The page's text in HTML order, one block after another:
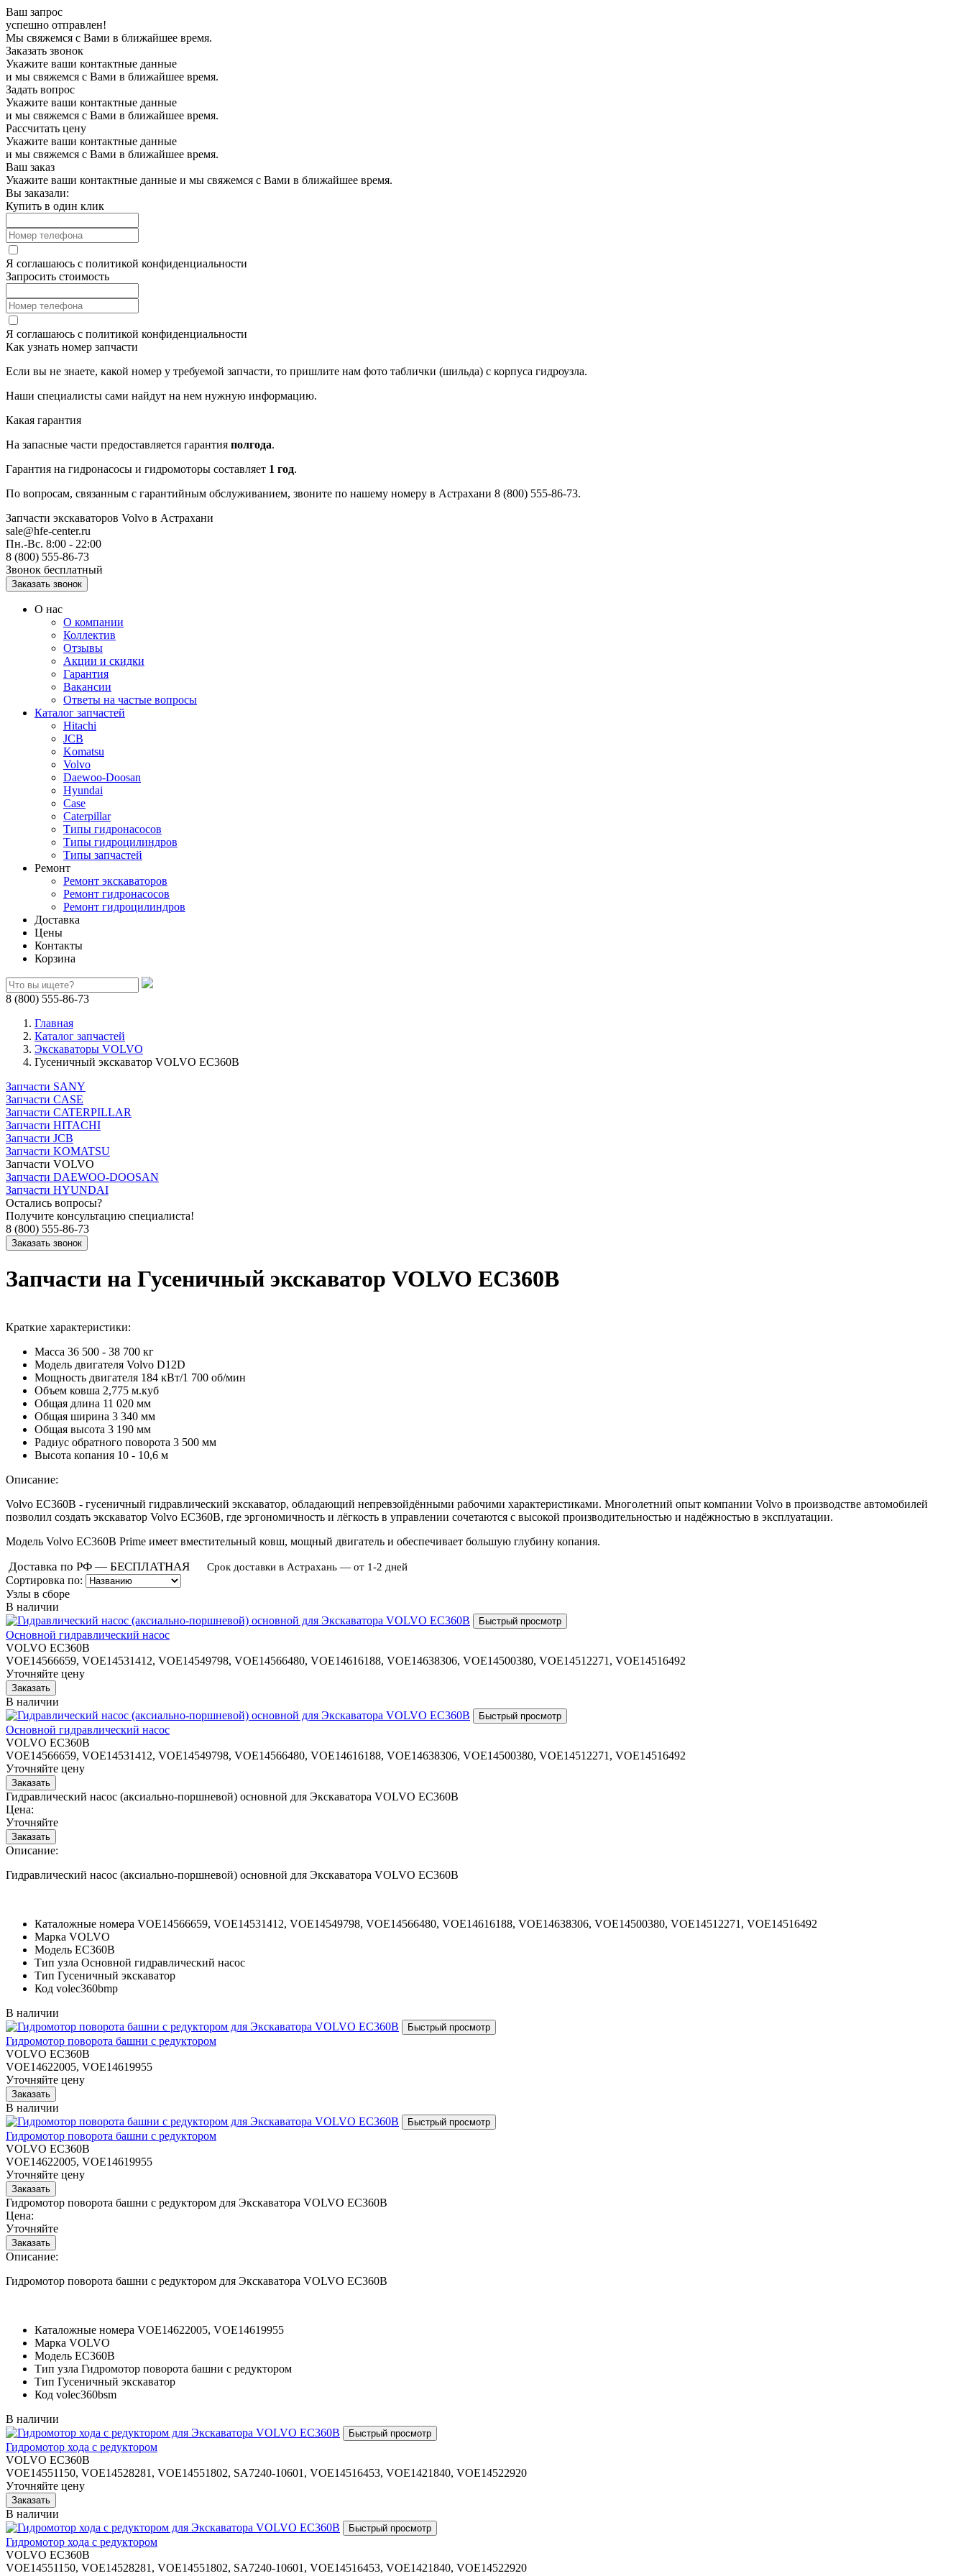
Ваш запрос
успешно отправлен!
Мы свяжемся с Вами в ближайшее время.
Заказать звонок
Укажите ваши контактные данные
и мы свяжемся с Вами в ближайшее время.
Задать вопрос
Укажите ваши контактные данные
и мы свяжемся с Вами в ближайшее время.
Рассчитать цену
Укажите ваши контактные данные
и мы свяжемся с Вами в ближайшее время.
Ваш заказ
Укажите ваши контактные данные и мы свяжемся с Вами в ближайшее время.
Вы заказали:
Купить в один клик
Я соглашаюсь с политикой конфиденциальности
Запросить стоимость
Я соглашаюсь с политикой конфиденциальности
Как узнать номер запчасти
Если вы не знаете, какой номер у требуемой запчасти, то пришлите нам фото таблички (шильда) с корпуса гидроузла.
Наши специалисты сами найдут на нем нужную информацию.
Какая гарантия
На запасные части предоставляется гарантия полгода.
Гарантия на гидронасосы и гидромоторы составляет 1 год.
По вопросам, связанным с гарантийным обслуживанием, звоните по нашему номеру в Астрахани 8 (800) 555-86-73.
Запчасти экскаваторов Volvo в Астрахани
sale@hfe-center.ru
Пн.-Вс. 8:00 - 22:00
8 (800) 555-86-73
Звонок бесплатный
О нас
О компании
Коллектив
Отзывы
Акции и скидки
Гарантия
Вакансии
Ответы на частые вопросы
Каталог запчастей
Hitachi
JCB
Komatsu
Volvo
Daewoo-Doosan
Hyundai
Case
Caterpillar
Типы гидронасосов
Типы гидроцилиндров
Типы запчастей
Ремонт
Ремонт экскаваторов
Ремонт гидронасосов
Ремонт гидроцилиндров
Доставка
Цены
Контакты
Корзина
8 (800) 555-86-73
Главная
Каталог запчастей
Экскаваторы VOLVO
Гусеничный экскаватор VOLVO EC360B
Запчасти SANY
Запчасти CASE
Запчасти CATERPILLAR
Запчасти HITACHI
Запчасти JCB
Запчасти KOMATSU
Запчасти VOLVO
Запчасти DAEWOO-DOOSAN
Запчасти HYUNDAI
Остались вопросы?
Получите консультацию специалиста!
8 (800) 555-86-73
Запчасти на Гусеничный экскаватор VOLVO EC360B
Краткие характеристики:
Масса 36 500 - 38 700 кг
Модель двигателя Volvo D12D
Мощность двигателя 184 кВт/1 700 об/мин
Объем ковша 2,775 м.куб
Общая длина 11 020 мм
Общая ширина 3 340 мм
Общая высота 3 190 мм
Радиус обратного поворота 3 500 мм
Высота копания 10 - 10,6 м
Описание:
Volvo EC360B - гусеничный гидравлический экскаватор, обладающий непревзойдёнными рабочими характеристиками. Многолетний опыт компании Volvo в производстве автомобилей
позволил создать экскаватор Volvo EC360B, где эргономичность и лёгкость в управлении сочетаются с высокой производительностью и надёжностью в эксплуатации.
Модель Volvo EC360B Prime имеет вместительный ковш, мощный двигатель и обеспечивает большую глубину копания.
Доставка по РФ — БЕСПЛАТНАЯ Срок доставки в Астрахань — от 1-2 дней
Сортировка по:
Узлы в сборе
В наличии
Основной гидравлический насос
VOLVO EC360B
VOE14566659, VOE14531412, VOE14549798, VOE14566480, VOE14616188, VOE14638306, VOE14500380, VOE14512271, VOE14516492
Уточняйте цену
В наличии
Основной гидравлический насос
VOLVO EC360B
VOE14566659, VOE14531412, VOE14549798, VOE14566480, VOE14616188, VOE14638306, VOE14500380, VOE14512271, VOE14516492
Уточняйте цену
Гидравлический насос (аксиально-поршневой) основной для Экскаватора VOLVO EC360B
Цена:
Уточняйте
Описание:
Гидравлический насос (аксиально-поршневой) основной для Экскаватора VOLVO EC360B
Каталожные номера VOE14566659, VOE14531412, VOE14549798, VOE14566480, VOE14616188, VOE14638306, VOE14500380, VOE14512271, VOE14516492
Марка VOLVO
Модель EC360B
Тип узла Основной гидравлический насос
Тип Гусеничный экскаватор
Код volec360bmp
В наличии
Гидромотор поворота башни с редуктором
VOLVO EC360B
VOE14622005, VOE14619955
Уточняйте цену
В наличии
Гидромотор поворота башни с редуктором
VOLVO EC360B
VOE14622005, VOE14619955
Уточняйте цену
Гидромотор поворота башни с редуктором для Экскаватора VOLVO EC360B
Цена:
Уточняйте
Описание:
Гидромотор поворота башни с редуктором для Экскаватора VOLVO EC360B
Каталожные номера VOE14622005, VOE14619955
Марка VOLVO
Модель EC360B
Тип узла Гидромотор поворота башни с редуктором
Тип Гусеничный экскаватор
Код volec360bsm
В наличии
Гидромотор хода с редуктором
VOLVO EC360B
VOE14551150, VOE14528281, VOE14551802, SA7240-10601, VOE14516453, VOE1421840, VOE14522920
Уточняйте цену
В наличии
Гидромотор хода с редуктором
VOLVO EC360B
VOE14551150, VOE14528281, VOE14551802, SA7240-10601, VOE14516453, VOE1421840, VOE14522920